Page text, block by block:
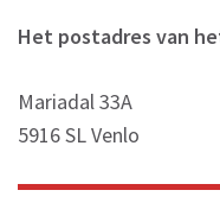
Het postadres van
Mariadal 33A
5916 SL Venlo